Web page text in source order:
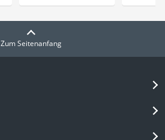
Zum Seitenanfang